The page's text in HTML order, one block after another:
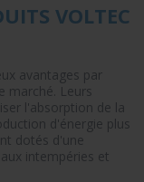
VOLTEC
avantages par
marché. Leurs
l'absorption de la
d'énergie plus
dotés d'une
intempéries et